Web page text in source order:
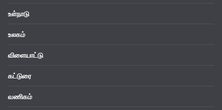
உள்நாடு
உலகம்
விளையாட்டு
கட்டுரை
வணிகம்